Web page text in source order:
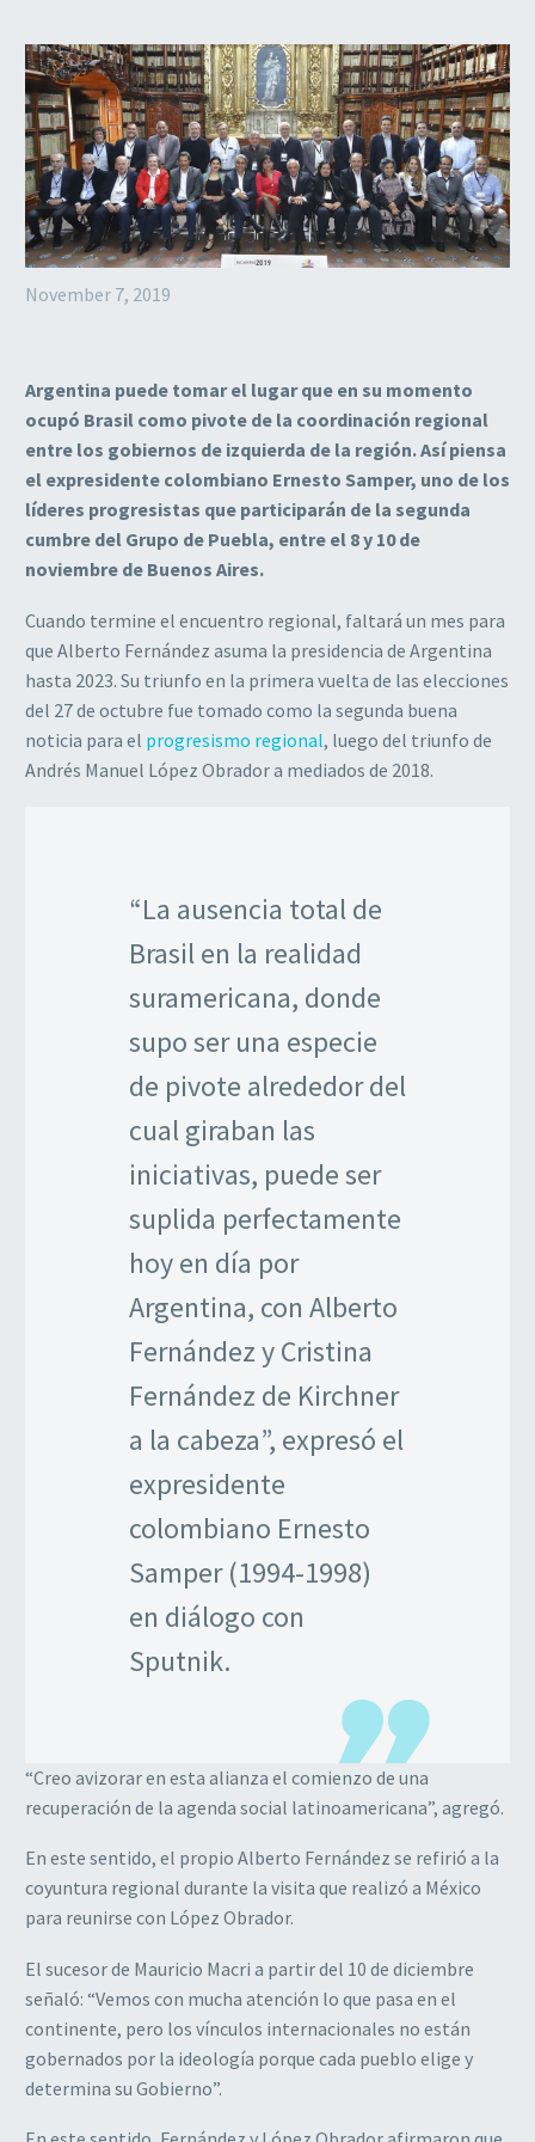
November 7, 2019
Argentina puede tomar el lugar que en su momento
ocupó Brasil como pivote de la coordinación regional
entre los gobiernos de izquierda de la región. Así piensa
el expresidente colombiano Ernesto Samper, uno de los
líderes progresistas que participarán de la segunda
cumbre del Grupo de Puebla, entre el 8 y 10 de
noviembre de Buenos Aires.
Cuando termine el encuentro regional, faltará un mes para
que Alberto Fernández asuma la presidencia de Argentina
hasta 2023. Su triunfo en la primera vuelta de las elecciones
del 27 de octubre fue tomado como la segunda buena
noticia para el progresismo regional, luego del triunfo de
Andrés Manuel López Obrador a mediados de 2018.
“La ausencia total de
Brasil en la realidad
suramericana, donde
supo ser una especie
de pivote alrededor del
cual giraban las
iniciativas, puede ser
suplida perfectamente
hoy en día por
Argentina, con Alberto
Fernández y Cristina
Fernández de Kirchner
a la cabeza”, expresó el
expresidente
colombiano Ernesto
Samper (1994-1998)
en diálogo con
Sputnik.
“Creo avizorar en esta alianza el comienzo de una
recuperación de la agenda social latinoamericana”, agregó.
En este sentido, el propio Alberto Fernández se refirió a la
coyuntura regional durante la visita que realizó a México
para reunirse con López Obrador.
El sucesor de Mauricio Macri a partir del 10 de diciembre
señaló: “Vemos con mucha atención lo que pasa en el
continente, pero los vínculos internacionales no están
gobernados por la ideología porque cada pueblo elige y
determina su Gobierno”.